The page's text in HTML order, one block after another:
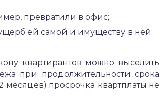
превратили в офис;
ей самой и имуществу в ней;
квартирантов можно выселить
при продолжительности срока
месяцев) просрочка квартплаты не